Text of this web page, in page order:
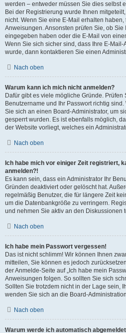
werden – entweder müssen Sie dies selbst
Bei der Registrierung wurde Ihnen
nicht. Wenn Sie eine E-Mail erhalten
Anweisungen. Ansonsten prüfen Sie, ob
eingegeben haben oder die E-Mail von
Wenn Sie sich sicher sind, dass Ihre E-
wurde, dann kontaktieren Sie einen
Nach oben
Warum kann ich mich nicht anmelden?
Dafür gibt es viele mögliche Gründe. Prüfen
Benutzername und Ihr Passwort richtig
Sie sich an einen Board-Administrator, um
gesperrt wurden. Es ist ebenfalls möglich,
der Website vorliegt, welches ein
Nach oben
Ich habe mich vor einiger Zeit registriert,
anmelden?!
Es kann sein, dass ein Administrator Ihr
Gründen deaktiviert oder gelöscht hat.
regelmäßig Benutzer, die für längere Zeit
um die Datenbankgröße zu verringern.
und nehmen Sie aktiv an den Diskussionen
Nach oben
Ich habe mein Passwort vergessen!
Das ist nicht schlimm! Wir können Ihnen
mitteilen, Sie können es jedoch
der Anmelde-Seite auf „Ich habe mein
Anweisungen folgen. So sollten Sie sich
Sollten Sie trotzdem nicht in der Lage sein,
wenden Sie sich an die Board-
Nach oben
Warum werde ich automatisch